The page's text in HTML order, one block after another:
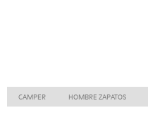
CAMPER HOMBRE ZAPATOS